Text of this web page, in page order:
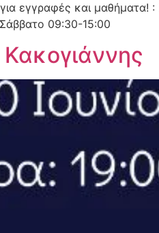
εγγραφές και
09:30-15:00